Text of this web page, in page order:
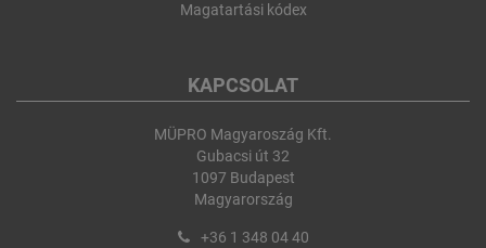
Magatartási kódex
KAPCSOLAT
MÜPRO Magyaroszág Kft.
Gubacsi út 32
1097 Budapest
Magyarország
+36 1 348 04 40